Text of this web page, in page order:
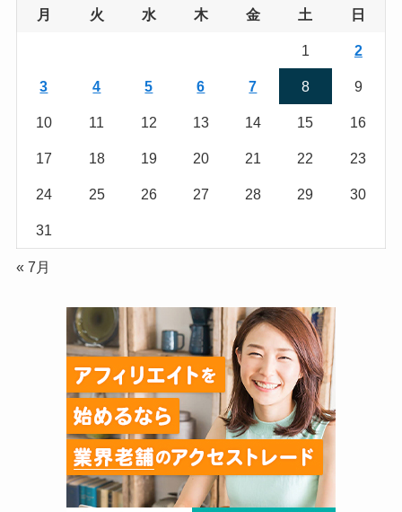
月 火 水 木 金 土 日
1 2
3 4 5 6 7 8 9
10 11 12 13 14 15 16
17 18 19 20 21 22 23
24 25 26 27 28 29 30
31
« 7月